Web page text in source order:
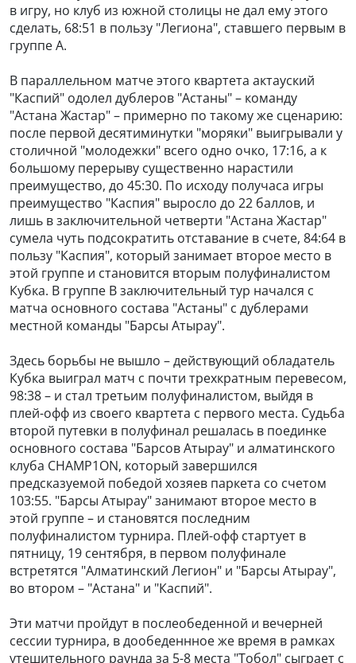
в игру, но клуб из южной столицы не дал ему этого
сделать, 68:51 в пользу "Легиона", ставшего первым в
группе A.
В параллельном матче этого квартета актауский
"Каспий" одолел дублеров "Астаны" – команду
"Астана Жастар" – примерно по такому же сценарию:
после первой десятиминутки "моряки" выигрывали у
столичной "молодежки" всего одно очко, 17:16, а к
большому перерыву существенно нарастили
преимущество, до 45:30. По исходу получаса игры
преимущество "Каспия" выросло до 22 баллов, и
лишь в заключительной четверти "Астана Жастар"
сумела чуть подсократить отставание в счете, 84:64 в
пользу "Каспия", который занимает второе место в
этой группе и становится вторым полуфиналистом
Кубка. В группе B заключительный тур начался с
матча основного состава "Астаны" с дублерами
местной команды "Барсы Атырау".
Здесь борьбы не вышло – действующий обладатель
Кубка выиграл матч с почти трехкратным перевесом,
98:38 – и стал третьим полуфиналистом, выйдя в
плей-офф из своего квартета с первого места. Судьба
второй путевки в полуфинал решалась в поединке
основного состава "Барсов Атырау" и алматинского
клуба CHAMP1ON, который завершился
предсказуемой победой хозяев паркета со счетом
103:55. "Барсы Атырау" занимают второе место в
этой группе – и становятся последним
полуфиналистом турнира. Плей-офф стартует в
пятницу, 19 сентября, в первом полуфинале
встретятся "Алматинский Легион" и "Барсы Атырау",
во втором – "Астана" и "Каспий".
Эти матчи пройдут в послеобеденной и вечерней
сессии турнира, в дообеденнное же время в рамках
утешительного раунда за 5-8 места "Тобол" сыграет с